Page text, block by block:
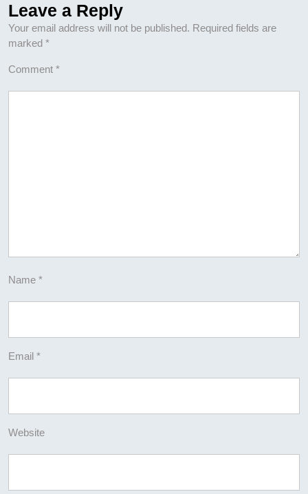
Leave a Reply
Your email address will not be published. Required fields are
marked *
Comment *
Name *
Email *
Website